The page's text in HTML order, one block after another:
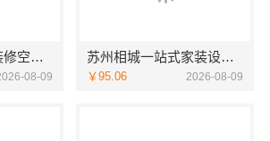
嘉兴美居乐新房装修空间规划案例-嘉兴美居乐建材科技有限公司
08-09
苏州相城一站式家装设计多少钱拎包入住百年豪庭
￥95.06 2026-08-09